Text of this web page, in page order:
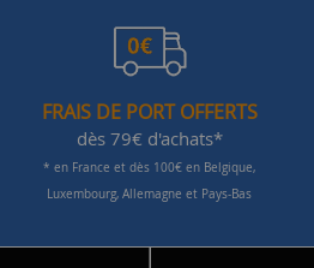
FRAIS DE PORT OFFERTS
dès 79€ d'achats*
* en France et dès 100€ en Belgique,
Luxembourg, Allemagne et Pays-Bas